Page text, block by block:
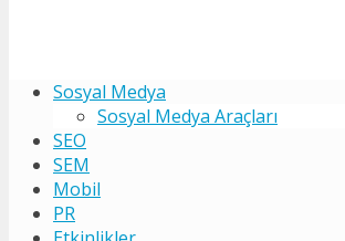
Sosyal Medya
Sosyal Medya Araçları
SEO
SEM
Mobil
PR